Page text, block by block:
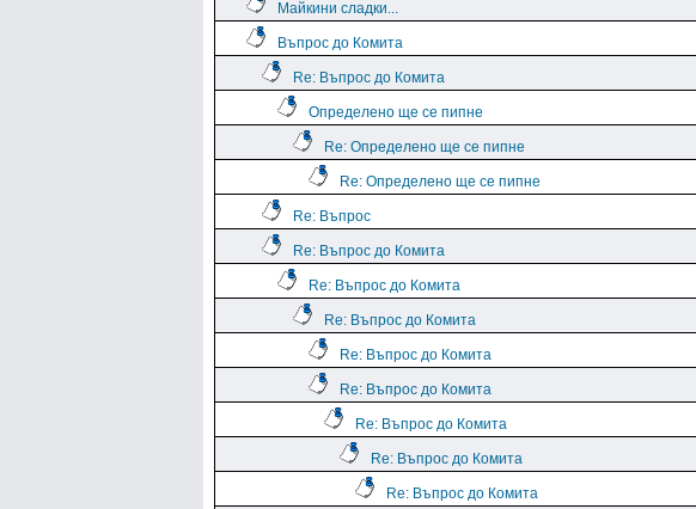
Майкини сладки...
Въпрос до Комита
Re: Въпрос до Комита
Определено ще се пипне
Re: Определено ще се пипне
Re: Определено ще се пипне
Re: Въпрос
Re: Въпрос до Комита
Re: Въпрос до Комита
Re: Въпрос до Комита
Re: Въпрос до Комита
Re: Въпрос до Комита
Re: Въпрос до Комита
Re: Въпрос до Комита
Re: Въпрос до Комита